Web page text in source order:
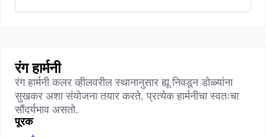
रंग हार्मनी
रंग हार्मनी कलर व्हीलवरील स्थानानुसार ह्यू निवडून डोळ्यांना
सुखकर अशा संयोजना तयार करते. प्रत्येक हार्मनीचा स्वतःचा
सौंदर्यभाव असतो.
पूरक